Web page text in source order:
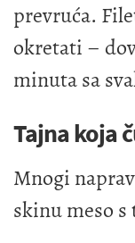
prevruća.
okretati –
minuta sa
Tajna koja
Mnogi
skinu meso s